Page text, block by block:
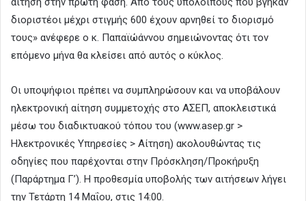
διοριστέοι μέχρι στιγμής 600 έχουν αρνηθεί το διορισμό
τους» ανέφερε ο κ. Παπαϊώάννου σημειώνοντας ότι τον
επόμενο μήνα θα κλείσει από αυτός ο κύκλος.
Οι υποψήφιοι πρέπει να συμπληρώσουν και να υποβάλουν
ηλεκτρονική αίτηση συμμετοχής στο ΑΣΕΠ, αποκλειστικά
μέσω του διαδικτυακού τόπου του (www.asep.gr >
Ηλεκτρονικές Υπηρεσίες > Αίτηση) ακολουθώντας τις
οδηγίες που παρέχονται στην Πρόσκληση/Προκήρυξη
(Παράρτημα Γ’). Η προθεσμία υποβολής των αιτήσεων λήγει
την Τετάρτη 14 Μαΐου, στις 14:00.